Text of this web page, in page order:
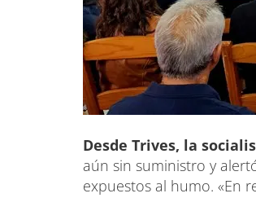
Desde Trives, la
aún sin suministro y
expuestos al humo. «En